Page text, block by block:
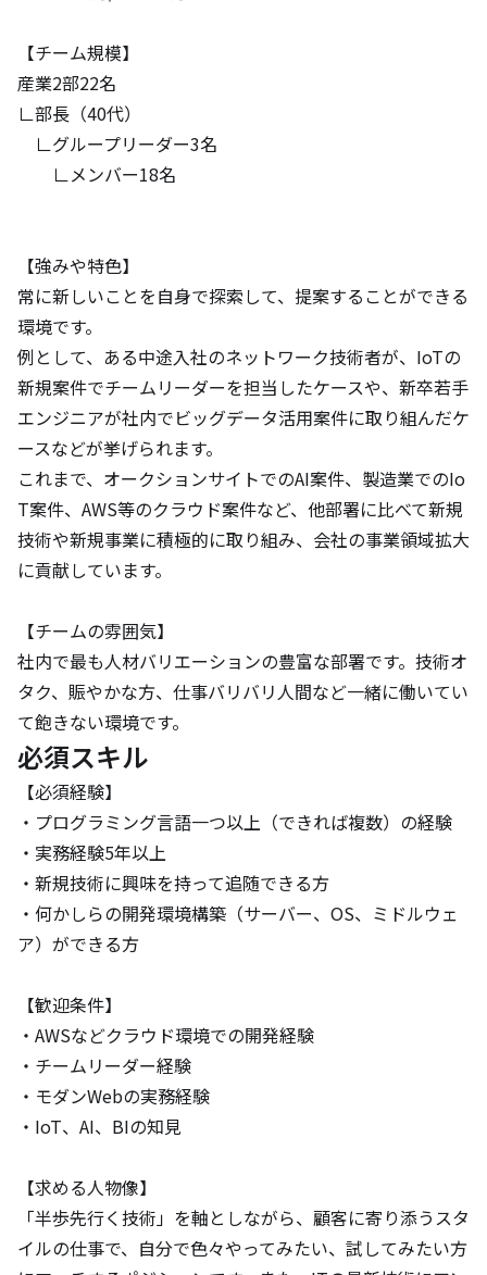
【チーム規模】
産業2部22名
∟部長（40代）
∟グループリーダー3名
∟メンバー18名
【強みや特色】
常に新しいことを自身で探索して、提案することができる
環境です。
例として、ある中途入社のネットワーク技術者が、IoTの
新規案件でチームリーダーを担当したケースや、新卒若手
エンジニアが社内でビッグデータ活用案件に取り組んだケ
ースなどが挙げられます。
これまで、オークションサイトでのAI案件、製造業でのIo
T案件、AWS等のクラウド案件など、他部署に比べて新規
技術や新規事業に積極的に取り組み、会社の事業領域拡大
に貢献しています。
【チームの雰囲気】
社内で最も人材バリエーションの豊富な部署です。技術オ
タク、賑やかな方、仕事バリバリ人間など一緒に働いてい
て飽きない環境です。
必須スキル
【必須経験】
・プログラミング言語一つ以上（できれば複数）の経験
・実務経験5年以上
・新規技術に興味を持って追随できる方
・何かしらの開発環境構築（サーバー、OS、ミドルウェ
ア）ができる方
【歓迎条件】
・AWSなどクラウド環境での開発経験
・チームリーダー経験
・モダンWebの実務経験
・IoT、AI、BIの知見
【求める人物像】
「半歩先行く技術」を軸としながら、顧客に寄り添うスタ
イルの仕事で、自分で色々やってみたい、試してみたい方